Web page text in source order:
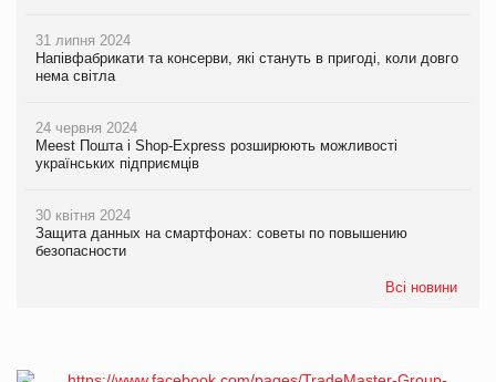
31 липня 2024
Напівфабрикати та консерви, які стануть в пригоді, коли довго
нема світла
24 червня 2024
Meest Пошта і Shop-Express розширюють можливості
українських підприємців
30 квітня 2024
Защита данных на смартфонах: советы по повышению
безопасности
Всі новини